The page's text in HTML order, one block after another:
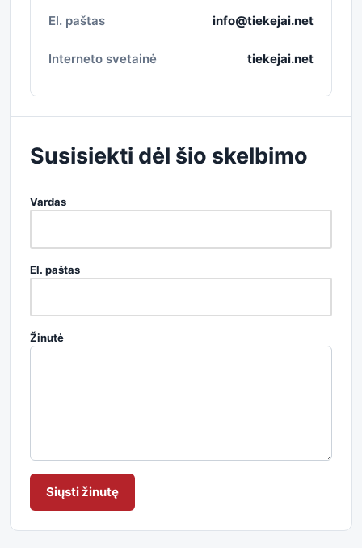
El. paštas info@tiekejai.net
Interneto svetainė tiekejai.net
Susisiekti dėl šio skelbimo
Vardas
El. paštas
Žinutė
Siųsti žinutę